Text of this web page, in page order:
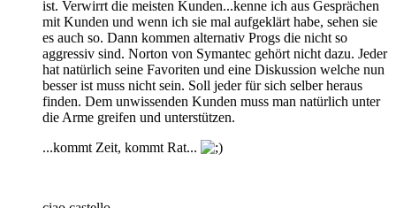
ist. Verwirrt die meisten Kunden...kenne ich aus Gesprächen
mit Kunden und wenn ich sie mal aufgeklärt habe, sehen sie
es auch so. Dann kommen alternativ Progs die nicht so
aggressiv sind. Norton von Symantec gehört nicht dazu. Jeder
hat natürlich seine Favoriten und eine Diskussion welche nun
besser ist muss nicht sein. Soll jeder für sich selber heraus
finden. Dem unwissenden Kunden muss man natürlich unter
die Arme greifen und unterstützen.
...kommt Zeit, kommt Rat...